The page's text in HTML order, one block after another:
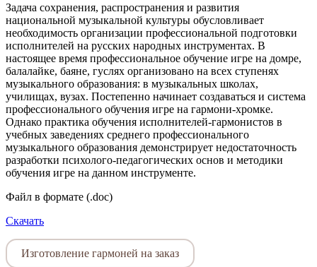
Задача сохранения, распространения и развития
национальной музыкальной культуры обусловливает
необходимость организации профессиональной подготовки
исполнителей на русских народных инструментах. В
настоящее время профессиональное обучение игре на домре,
балалайке, баяне, гуслях организовано на всех ступенях
музыкального образования: в музыкальных школах,
училищах, вузах. Постепенно начинает создаваться и система
профессионального обучения игре на гармони-хромке.
Однако практика обучения исполнителей-гармонистов в
учебных заведениях среднего профессионального
музыкального образования демонстрирует недостаточность
разработки психолого-педагогических основ и методики
обучения игре на данном инструменте.
Файл в формате (.doc)
Скачать
Изготовление гармоней на заказ